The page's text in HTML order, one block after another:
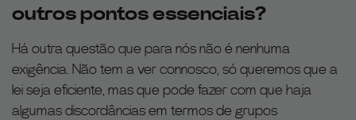
outros pontos essenciais?
Há outra questão que para nós não é nenhuma
exigência. Não tem a ver connosco, só queremos que a
lei seja eficiente, mas que pode fazer com que haja
algumas discordâncias em termos de grupos